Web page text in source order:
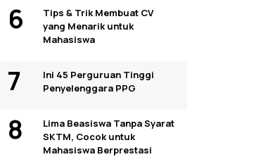
Tips & Trik Membuat CV
yang Menarik untuk
Mahasiswa
Ini 45 Perguruan Tinggi
Penyelenggara PPG
Lima Beasiswa Tanpa Syarat
SKTM, Cocok untuk
Mahasiswa Berprestasi